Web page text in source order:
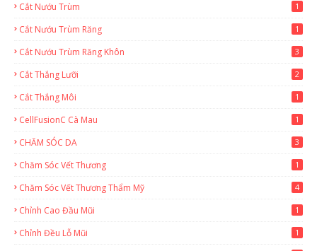
Cắt Nướu Trùm 1
Cắt Nướu Trùm Răng 1
Cắt Nướu Trùm Răng Khôn 3
Cắt Thắng Lưỡi 2
Cắt Thắng Môi 1
CellFusionC Cà Mau 1
CHĂM SÓC DA 3
Chăm Sóc Vết Thương 1
Chăm Sóc Vết Thương Thẩm Mỹ 4
Chỉnh Cao Đầu Mũi 1
Chỉnh Đều Lỗ Mũi 1